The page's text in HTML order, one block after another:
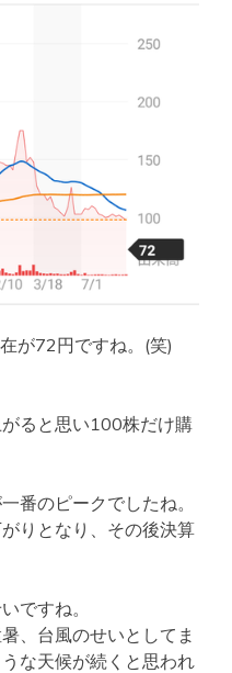
が72円ですね。(笑)
ると思い100株だけ購
番のピークでしたね。
りとなり、その後決算
ですね。
、台風のせいとしてま
な天候が続くと思われ